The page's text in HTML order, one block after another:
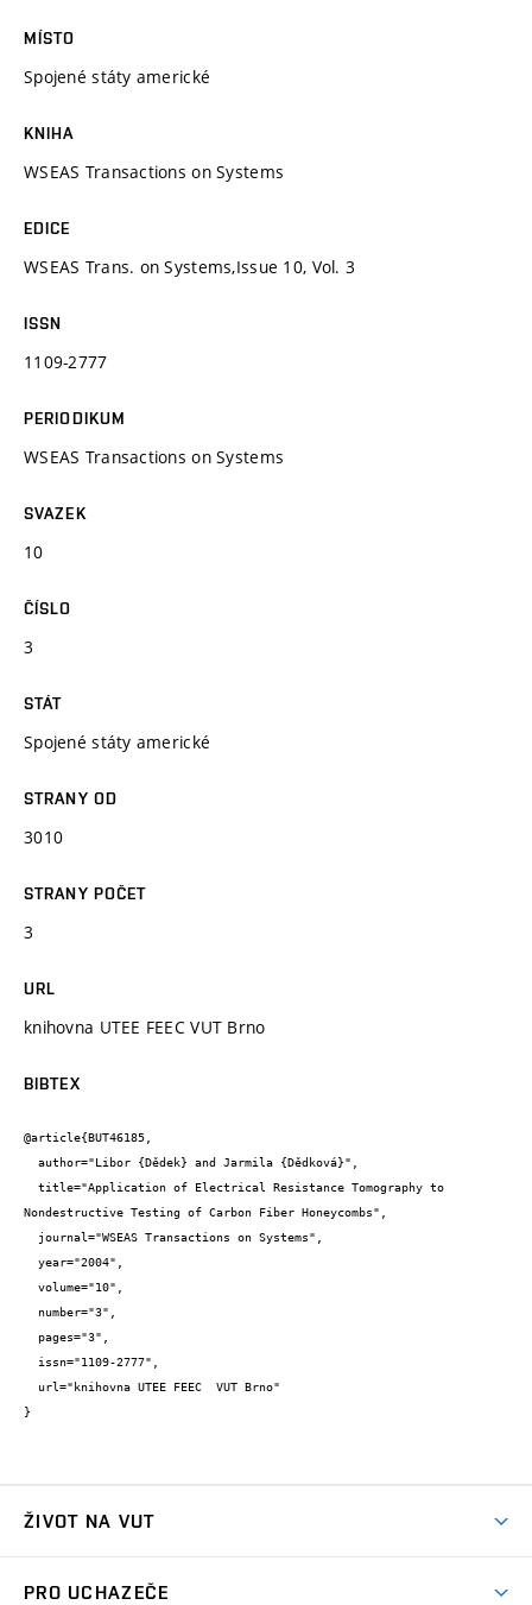
MÍSTO
Spojené státy americké
KNIHA
WSEAS Transactions on Systems
EDICE
WSEAS Trans. on Systems,Issue 10, Vol. 3
ISSN
1109-2777
PERIODIKUM
WSEAS Transactions on Systems
SVAZEK
10
ČÍSLO
3
STÁT
Spojené státy americké
STRANY OD
3010
STRANY POČET
3
URL
knihovna UTEE FEEC VUT Brno
BIBTEX
@article{BUT46185,
Nondestructive Testing of Carbon Fiber Honeycombs",
}
ŽIVOT NA VUT
PRO UCHAZEČE